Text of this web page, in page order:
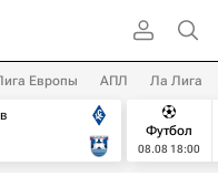
Европы АПЛ Ла Лига
Футбол
08.08 18:00